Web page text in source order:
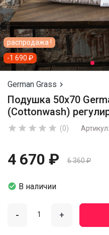
распродажа !
-1 690 ₽
German Grass 
Подушка 50х70
(Cottonwash)
     (0) Артикул:
4 670 ₽ 6 360 ₽
 В наличии
- +